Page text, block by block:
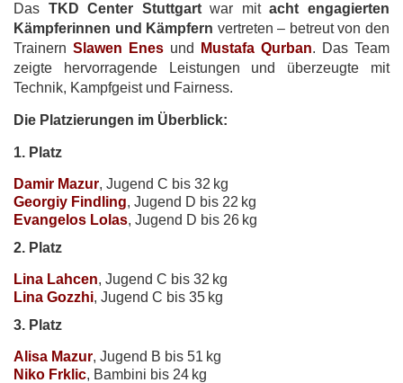
Das TKD Center Stuttgartwar mitacht engagierten
Kämpferinnen und Kämpfern vertreten – betreut von den
Trainern Slawen Enes und Mustafa Qurban. Das Team
zeigte hervorragende Leistungen und überzeugte mit
Technik, Kampfgeist und Fairness.
Die Platzierungen im Überblick:
1. Platz
Damir Mazur, Jugend C bis 32 kg
Georgiy Findling, Jugend D bis 22 kg
Evangelos Lolas, Jugend D bis 26 kg
2. Platz
Lina Lahcen, Jugend C bis 32 kg
Lina Gozzhi, Jugend C bis 35 kg
3. Platz
Alisa Mazur, Jugend B bis 51 kg
Niko Frklic, Bambini bis 24 kg